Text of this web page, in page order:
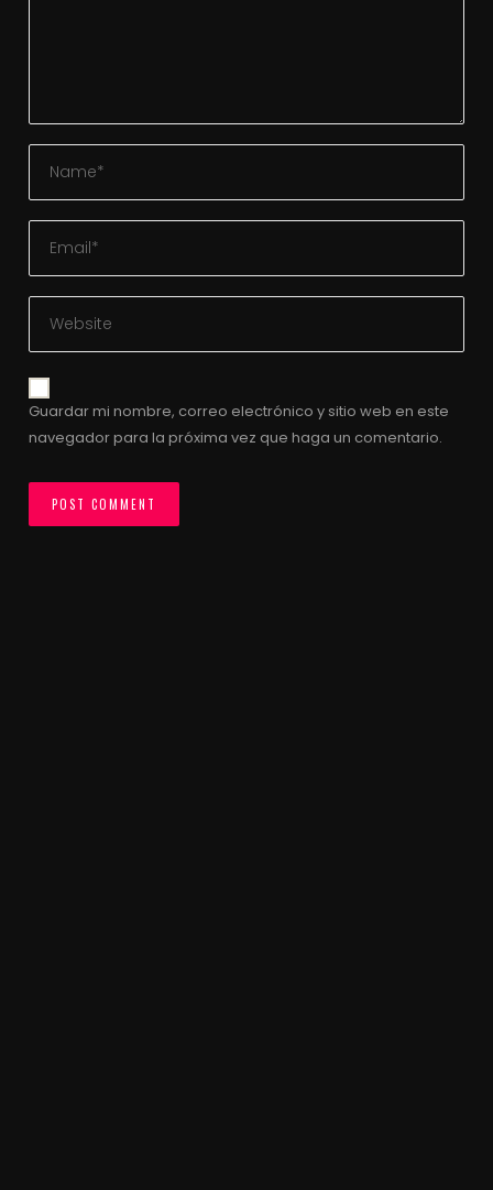
Guardar mi nombre, correo electrónico y sitio web en este
navegador para la próxima vez que haga un comentario.